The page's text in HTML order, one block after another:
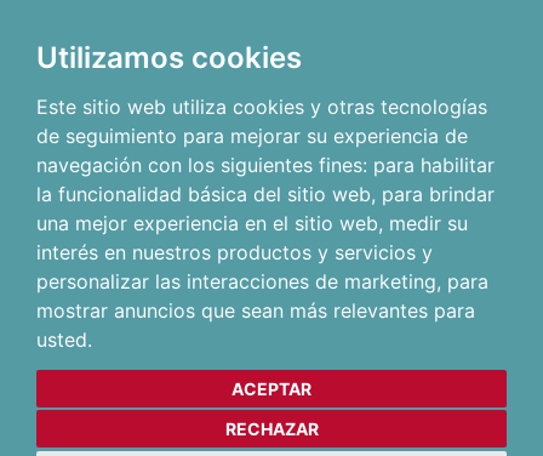
Utilizamos cookies
Este sitio web utiliza cookies y otras tecnologías
de seguimiento para mejorar su experiencia de
navegación con los siguientes fines: para habilitar
la funcionalidad básica del sitio web, para brindar
una mejor experiencia en el sitio web, medir su
interés en nuestros productos y servicios y
personalizar las interacciones de marketing, para
mostrar anuncios que sean más relevantes para
usted.
ACEPTAR
RECHAZAR